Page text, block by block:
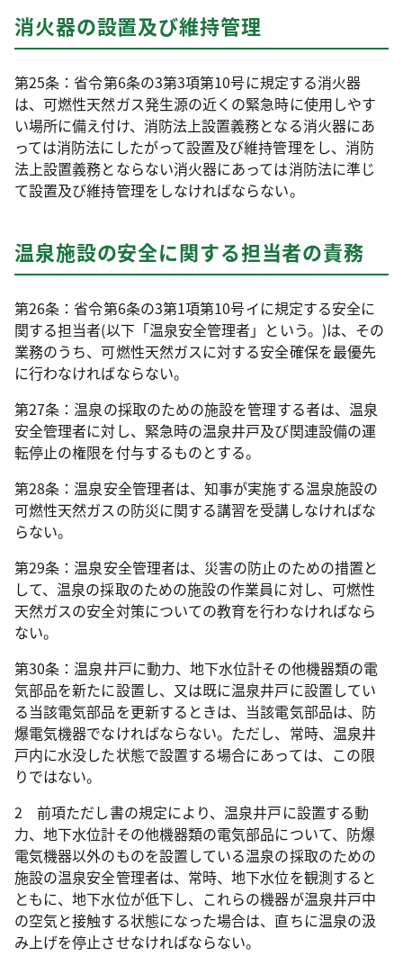
消火器の設置及び維持管理
第25条：省令第6条の3第3項第10号に規定する消火器
は、可燃性天然ガス発生源の近くの緊急時に使用しやす
い場所に備え付け、消防法上設置義務となる消火器にあ
っては消防法にしたがって設置及び維持管理をし、消防
法上設置義務とならない消火器にあっては消防法に準じ
て設置及び維持管理をしなければならない。
温泉施設の安全に関する担当者の責務
第26条：省令第6条の3第1項第10号イに規定する安全に
関する担当者(以下「温泉安全管理者」という。)は、その
業務のうち、可燃性天然ガスに対する安全確保を最優先
に行わなければならない。
第27条：温泉の採取のための施設を管理する者は、温泉
安全管理者に対し、緊急時の温泉井戸及び関連設備の運
転停止の権限を付与するものとする。
第28条：温泉安全管理者は、知事が実施する温泉施設の
可燃性天然ガスの防災に関する講習を受講しなければな
らない。
第29条：温泉安全管理者は、災害の防止のための措置と
して、温泉の採取のための施設の作業員に対し、可燃性
天然ガスの安全対策についての教育を行わなければなら
ない。
第30条：温泉井戸に動力、地下水位計その他機器類の電
気部品を新たに設置し、又は既に温泉井戸に設置してい
る当該電気部品を更新するときは、当該電気部品は、防
爆電気機器でなければならない。ただし、常時、温泉井
戸内に水没した状態で設置する場合にあっては、この限
りではない。
2 前項ただし書の規定により、温泉井戸に設置する動
力、地下水位計その他機器類の電気部品について、防爆
電気機器以外のものを設置している温泉の採取のための
施設の温泉安全管理者は、常時、地下水位を観測すると
ともに、地下水位が低下し、これらの機器が温泉井戸中
の空気と接触する状態になった場合は、直ちに温泉の汲
み上げを停止させなければならない。